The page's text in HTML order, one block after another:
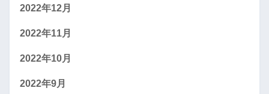
2022年12月
2022年11月
2022年10月
2022年9月